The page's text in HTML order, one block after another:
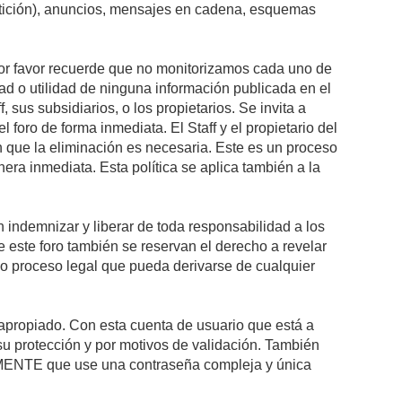
anuncios, mensajes en cadena, esquemas
favor recuerde que no monitorizamos cada uno de
o utilidad de ninguna información publicada en el
sus subsidiarios, o los propietarios. Se invita a
de forma inmediata. El Staff y el propietario del
la eliminación es necesaria. Este es un proceso
inmediata. Esta política se aplica también a la
y liberar de toda responsabilidad a los
foro también se reservan el derecho a revelar
proceso legal que pueda derivarse de cualquier
Con esta cuenta de usuario que está a
protección y por motivos de validación. También
que use una contraseña compleja y única